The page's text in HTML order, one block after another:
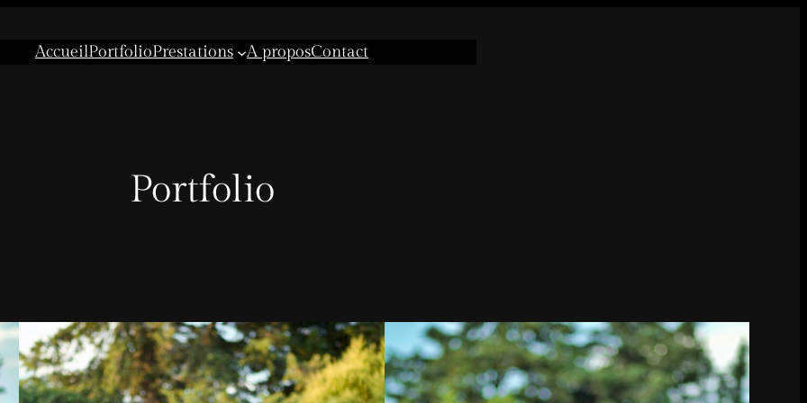
AccueilPortfolioPrestations A proposContact
Portfolio